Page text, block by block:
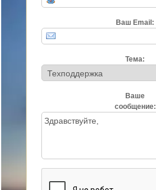
Ваш Email:
Тема:
Ваше
сообщение: